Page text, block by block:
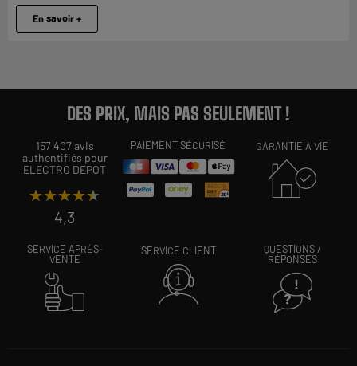
En savoir +
DES PRIX, MAIS PAS SEULEMENT !
157 407 avis
authentifiés pour
ELECTRO DEPOT
★★★★★
★★★★★
4,3
PAIEMENT SÉCURISÉ GARANTIE À VIE
SERVICE APRÈS-
VENTE
SERVICE CLIENT
QUESTIONS /
RÉPONSES